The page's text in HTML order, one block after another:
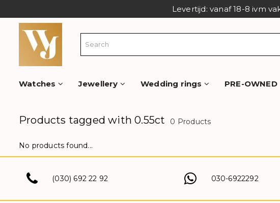
Levertijd: vanaf 18-8 ivm
Watches Jewellery Wedding rings PRE-OWNED
Products tagged with 0.55ct 0 Products
No products found...
(030) 692 22 92 030-6922292